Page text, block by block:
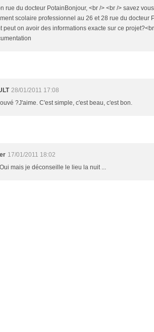
rue du docteur PotainBonjour, <br /> <br /> savez
scolaire professionnel au 26 et 28 rue du docteur
peut on avoir des informations exacte sur ce
28/01/2011 17:08
?J'aime. C'est simple, c'est beau, c'est bon.
17/01/2011 18:02
mais je déconseille le lieu la nuit ...